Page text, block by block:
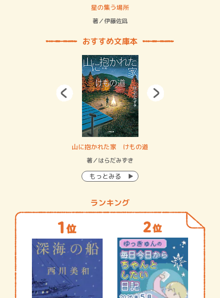
星の集う場所
著／伊藤佐凪
おすすめ文庫本
山に抱かれた家 けもの道
著／はらだみずき
もっとみる
ランキング